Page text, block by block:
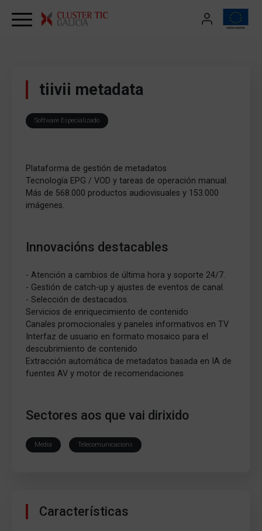
tiivii metadata
Software Especializado
Plataforma de gestión de metadatos
Tecnología EPG / VOD y tareas de operación manual.
Más de 568.000 productos audiovisuales y 153.000
imágenes.
Innovacións destacables
- Atención a cambios de última hora y soporte 24/7.
- Gestión de catch-up y ajustes de eventos de canal.
- Selección de destacados.
Servicios de enriquecimiento de contenido
Canales promocionales y paneles informativos en TV
Interfaz de usuario en formato mosaico para el
descubrimiento de contenido
Extracción automática de metadatos basada en IA de
fuentes AV y motor de recomendaciones
Sectores aos que vai dirixido
Media Telecomunicacions
Características